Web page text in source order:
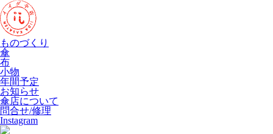
ものづくり
傘
布
小物
年間予定
お知らせ
傘店について
問合せ/修理
Instagram